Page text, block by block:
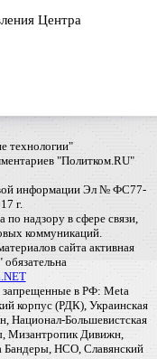
Центра
технологии"
"Политком.RU"
информации Эл № ФС77-
г.
надзору в сфере связи,
коммуникаций.
сайта активная
запрещенные в РФ: Meta
корпус (РДК), Украинская
Национал-Большевистская
Мизантропик Дивижн,
Бандеры, НСО, Славянский